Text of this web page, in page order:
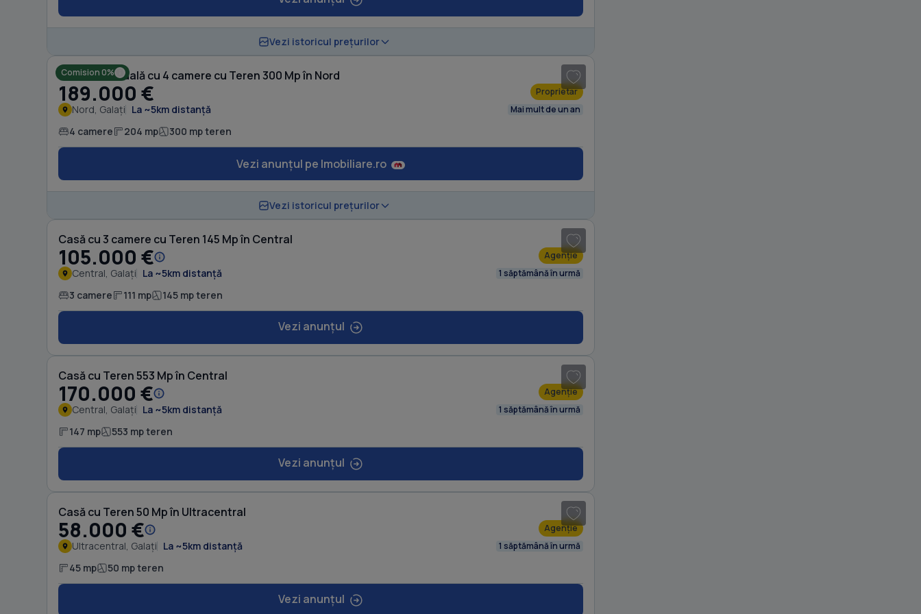
Vezi istoricul prețurilor
Comision 0%
Casă individuală cu 4 camere cu Teren 300 Mp în Nord
189.000 € Proprietar
Nord, Galați La ~5km distanță Mai mult de un an
4 camere 204 mp 300 mp teren
Vezi anunțul pe Imobiliare.ro
Vezi istoricul prețurilor
Casă cu 3 camere cu Teren 145 Mp în Central
105.000 € Agenție
Central, Galați La ~5km distanță 1 săptămână în urmă
3 camere 111 mp 145 mp teren
Vezi anunțul
Casă cu Teren 553 Mp în Central
170.000 € Agenție
Central, Galați La ~5km distanță 1 săptămână în urmă
147 mp 553 mp teren
Vezi anunțul
Casă cu Teren 50 Mp în Ultracentral
58.000 € Agenție
Ultracentral, Galați La ~5km distanță 1 săptămână în urmă
45 mp 50 mp teren
Vezi anunțul